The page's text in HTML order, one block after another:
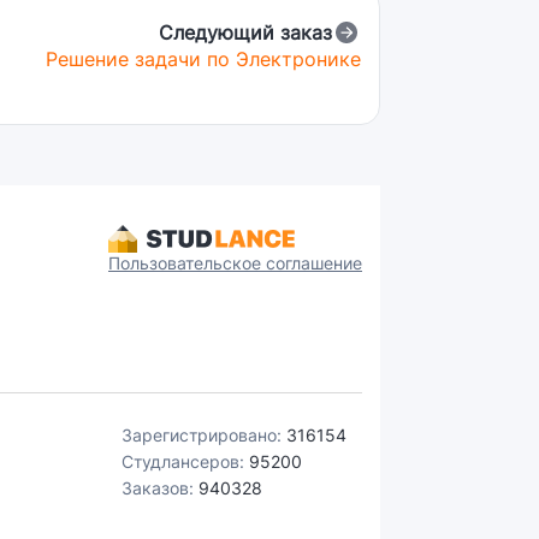
Следующий заказ
Решение задачи по Электронике
Пользовательское соглашение
Зарегистрировано: 316154
Студлансеров: 95200
Заказов: 940328